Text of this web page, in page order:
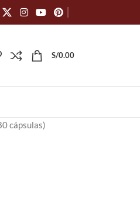
S/0.00
cápsulas)